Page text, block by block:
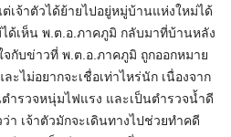
เจ้าตัวได้ย้ายไปอยู่หมู่บ้านแห่งใหม่ได้
ด้เห็น พ.ต.อ.ภาคภูมิ กลับมาที่บ้านหลัง
กับข่าวที่ พ.ต.อ.ภาคภูมิ ถูกออกหมาย
ไม่อยากจะเชื่อเท่าไหร่นัก เนื่องจาก
ำรวจหนุ่มไฟแรง และเป็นตำรวจน้ำดี
า เจ้าตัวมักจะเดินทางไปช่วยทำคดี